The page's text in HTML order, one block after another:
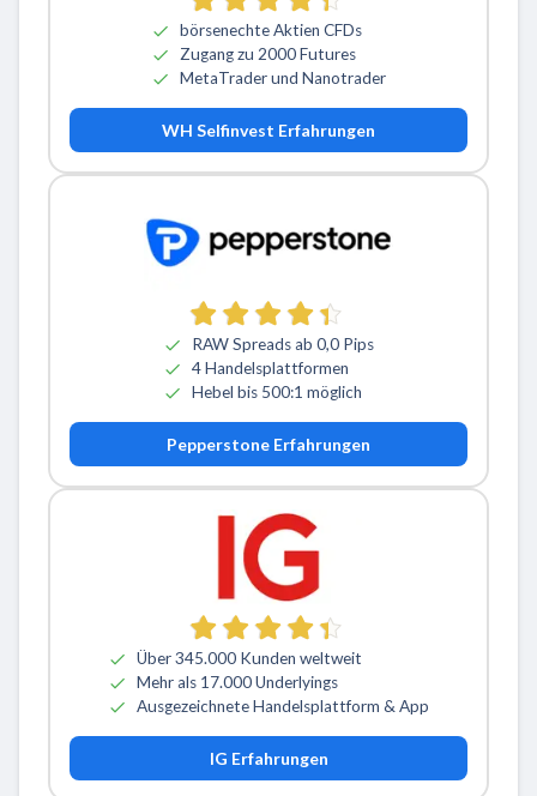
börsenechte Aktien CFDs
Zugang zu 2000 Futures
MetaTrader und Nanotrader
WH Selfinvest Erfahrungen
RAW Spreads ab 0,0 Pips
4 Handelsplattformen
Hebel bis 500:1 möglich
Pepperstone Erfahrungen
Über 345.000 Kunden weltweit
Mehr als 17.000 Underlyings
Ausgezeichnete Handelsplattform & App
IG Erfahrungen